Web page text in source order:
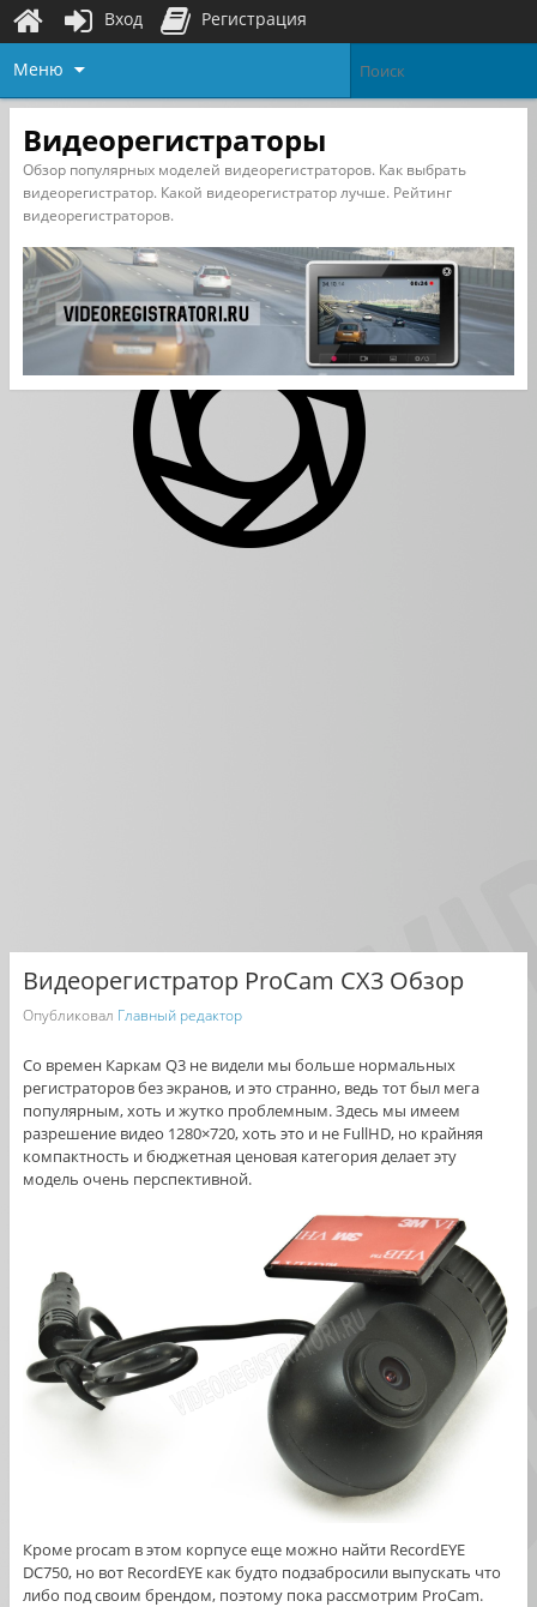
Меню
Видеорегистраторы
Обзор популярных моделей видеорегистраторов. Как выбрать
видеорегистратор. Какой видеорегистратор лучше. Рейтинг
видеорегистраторов.
Видеорегистратор ProCam CX3 Обзор
Опубликовал Главный редактор
Со времен Каркам Q3 не видели мы больше нормальных
регистраторов без экранов, и это странно, ведь тот был мега
популярным, хоть и жутко проблемным. Здесь мы имеем
разрешение видео 1280×720, хоть это и не FullHD, но крайняя
компактность и бюджетная ценовая категория делает эту
модель очень перспективной.
Кроме procam в этом корпусе еще можно найти RecordEYE
DC750, но вот RecordEYE как будто подзабросили выпускать что
либо под своим брендом, поэтому пока рассмотрим ProCam.
Вход Регистрация